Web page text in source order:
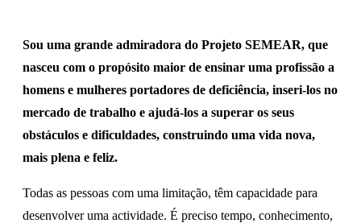
Sou uma grande admiradora do Projeto SEMEAR, que
nasceu com o propósito maior de ensinar uma profissão a
homens e mulheres portadores de deficiência, inseri-los no
mercado de trabalho e ajudá-los a superar os seus
obstáculos e dificuldades, construindo uma vida nova,
mais plena e feliz.
Todas as pessoas com uma limitação, têm capacidade para
desenvolver uma actividade. É preciso tempo, conhecimento,